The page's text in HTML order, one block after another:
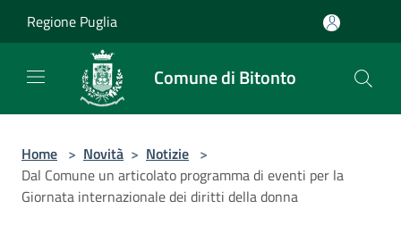
Regione Puglia
Comune di Bitonto
Home > Novità > Notizie >
Dal Comune un articolato programma di eventi per la
Giornata internazionale dei diritti della donna